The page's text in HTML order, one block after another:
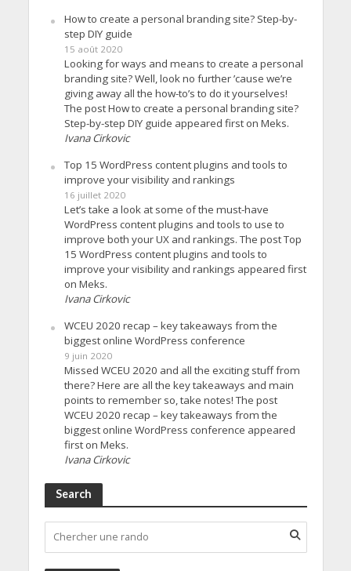
How to create a personal branding site? Step-by-
step DIY guide
15 août 2020
Looking for ways and means to create a personal
branding site? Well, look no further ’cause we’re
giving away all the how-to’s to do it yourselves!
The post How to create a personal branding site?
Step-by-step DIY guide appeared first on Meks.
Ivana Cirkovic
Top 15 WordPress content plugins and tools to
improve your visibility and rankings
16 juillet 2020
Let’s take a look at some of the must-have
WordPress content plugins and tools to use to
improve both your UX and rankings. The post Top
15 WordPress content plugins and tools to
improve your visibility and rankings appeared first
on Meks.
Ivana Cirkovic
WCEU 2020 recap – key takeaways from the
biggest online WordPress conference
9 juin 2020
Missed WCEU 2020 and all the exciting stuff from
there? Here are all the key takeaways and main
points to remember so, take notes! The post
WCEU 2020 recap – key takeaways from the
biggest online WordPress conference appeared
first on Meks.
Ivana Cirkovic
Search